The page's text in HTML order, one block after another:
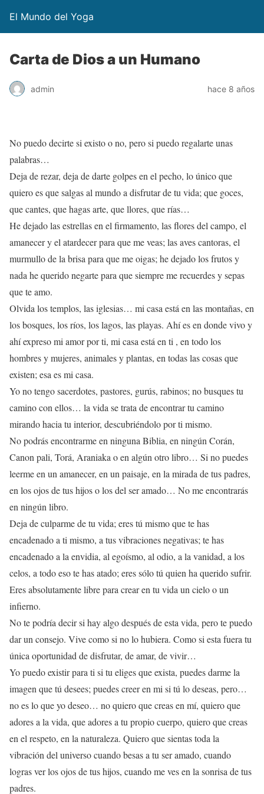
El Mundo del Yoga
Carta de Dios a un Humano
admin hace 8 años
No puedo decirte si existo o no, pero si puedo regalarte unas
palabras…
Deja de rezar, deja de darte golpes en el pecho, lo único que
quiero es que salgas al mundo a disfrutar de tu vida; que goces,
que cantes, que hagas arte, que llores, que rías…
He dejado las estrellas en el firmamento, las flores del campo, el
amanecer y el atardecer para que me veas; las aves cantoras, el
murmullo de la brisa para que me oigas; he dejado los frutos y
nada he querido negarte para que siempre me recuerdes y sepas
que te amo.
Olvida los templos, las iglesias… mi casa está en las montañas, en
los bosques, los ríos, los lagos, las playas. Ahí es en donde vivo y
ahí expreso mi amor por ti, mi casa está en ti , en todo los
hombres y mujeres, animales y plantas, en todas las cosas que
existen; esa es mi casa.
Yo no tengo sacerdotes, pastores, gurús, rabinos; no busques tu
camino con ellos… la vida se trata de encontrar tu camino
mirando hacia tu interior, descubriéndolo por ti mismo.
No podrás encontrarme en ninguna Biblia, en ningún Corán,
Canon pali, Torá, Araniaka o en algún otro libro… Si no puedes
leerme en un amanecer, en un paisaje, en la mirada de tus padres,
en los ojos de tus hijos o los del ser amado… No me encontrarás
en ningún libro.
Deja de culparme de tu vida; eres tú mismo que te has
encadenado a ti mismo, a tus vibraciones negativas; te has
encadenado a la envidia, al egoísmo, al odio, a la vanidad, a los
celos, a todo eso te has atado; eres sólo tú quien ha querido sufrir.
Eres absolutamente libre para crear en tu vida un cielo o un
infierno.
No te podría decir si hay algo después de esta vida, pero te puedo
dar un consejo. Vive como si no lo hubiera. Como si esta fuera tu
única oportunidad de disfrutar, de amar, de vivir…
Yo puedo existir para ti si tu eliges que exista, puedes darme la
imagen que tú desees; puedes creer en mi si tú lo deseas, pero…
no es lo que yo deseo… no quiero que creas en mí, quiero que
adores a la vida, que adores a tu propio cuerpo, quiero que creas
en el respeto, en la naturaleza. Quiero que sientas toda la
vibración del universo cuando besas a tu ser amado, cuando
logras ver los ojos de tus hijos, cuando me ves en la sonrisa de tus
padres.